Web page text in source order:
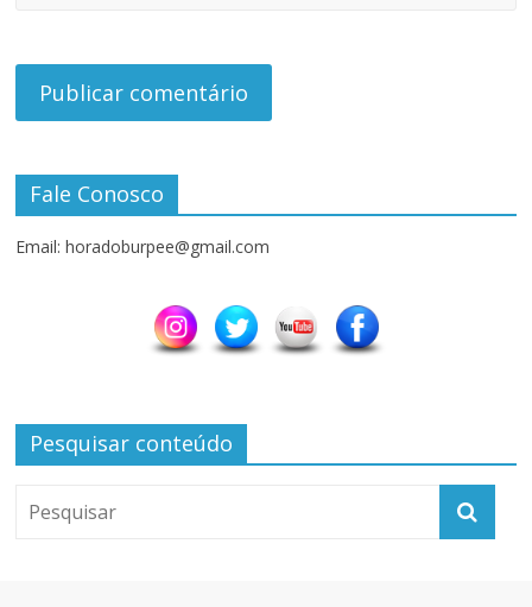
Fale Conosco
Email: horadoburpee@gmail.com
Pesquisar conteúdo